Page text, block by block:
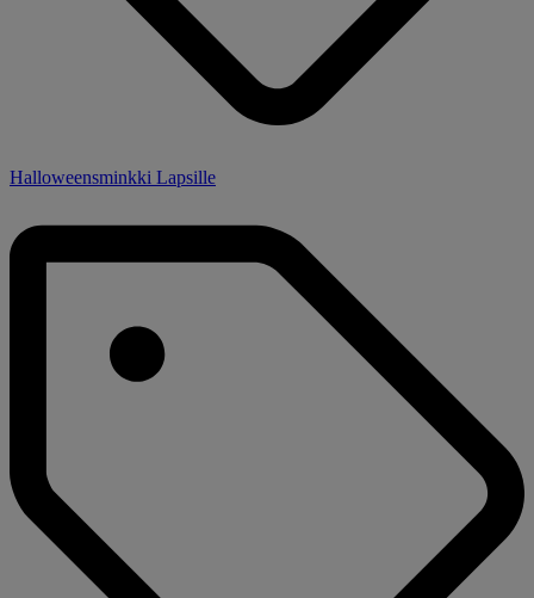
Halloweensminkki Lapsille